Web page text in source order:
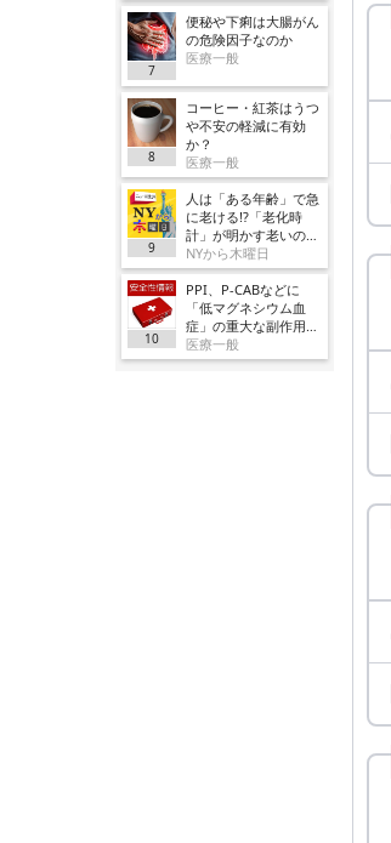
7
便秘や下痢は大腸がん
の危険因子なのか
医療一般
8
コーヒー・紅茶はうつ
や不安の軽減に有効
か？
医療一般
9
人は「ある年齢」で急
に老ける!?「老化時
計」が明かす老いの正
体
NYから木曜日
10
PPI、P-CABなどに
「低マグネシウム血
症」の重大な副作用追
加／厚労省
医療一般